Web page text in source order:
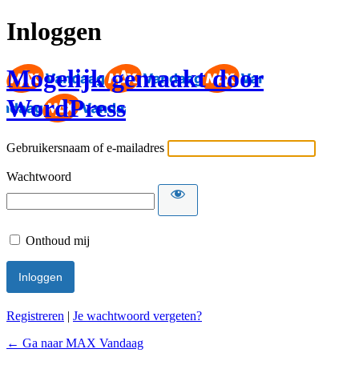
Inloggen
Mogelijk gemaakt door
WordPress
Gebruikersnaam of e-mailadres
Wachtwoord
Onthoud mij
Registreren | Je wachtwoord vergeten?
← Ga naar MAX Vandaag